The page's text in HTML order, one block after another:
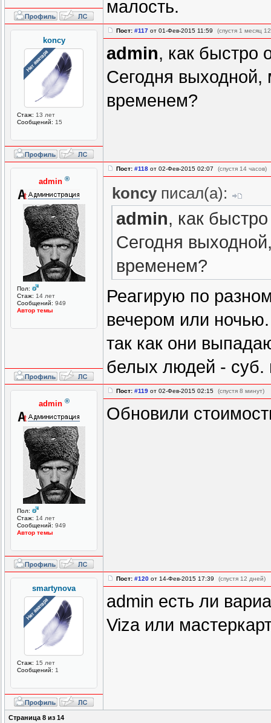
малость.
koncy
Стаж: 13 лет
Сообщений: 15
Пост: #117 от 01-Фев-2015 11:59 (спустя 1 месяц
admin, как быстро
Сегодня
временем?
admin ®
Пол:
Стаж: 14 лет
Сообщений: 949
Автор темы
Пост: #118 от 02-Фев-2015 02:07 (спустя 14 часов)
koncyписал(а):
admin, как
Сегодня
временем?
Реагирую по
вечером или
так как они
белых людей - суб.
admin ®
Пол:
Стаж: 14 лет
Сообщений: 949
Автор темы
Пост: #119 от 02-Фев-2015 02:15 (спустя 8 минут)
Обновили
smartynova
Стаж: 15 лет
Сообщений: 1
Пост: #120 от 14-Фев-2015 17:39 (спустя 12 дней)
admin есть ли
Viza или
Страница 8 из 14